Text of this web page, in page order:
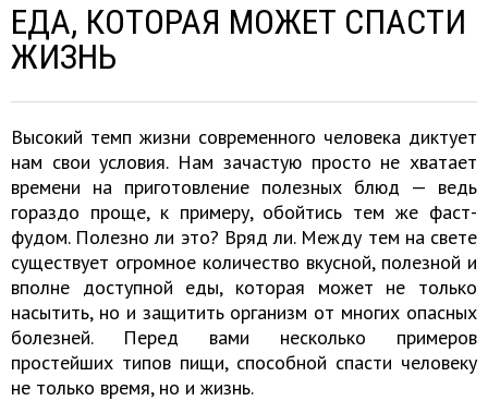
ЕДА, КОТОРАЯ МОЖЕТ СПАСТИ
ЖИЗНЬ
Высокий темп жизни современного человека диктует
нам свои условия. Нам зачастую просто не хватает
времени на приготовление полезных блюд — ведь
гораздо проще, к примеру, обойтись тем же фаст-
фудом. Полезно ли это? Вряд ли. Между тем на свете
существует огромное количество вкусной, полезной и
вполне доступной еды, которая может не только
насытить, но и защитить организм от многих опасных
болезней. Перед вами несколько примеров
простейших типов пищи, способной спасти человеку
не только время, но и жизнь.